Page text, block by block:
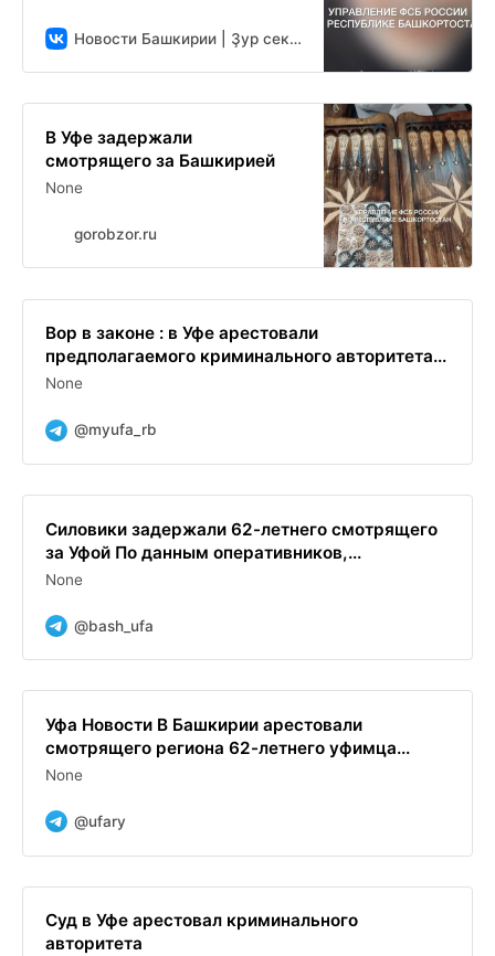
Новости Башкирии | Ҙур секрет
В Уфе задержали
смотрящего за Башкирией
None
gorobzor.ru
Вор в законе : в Уфе арестовали
предполагаемого криминального авторитета...
None
@myufa_rb
Силовики задержали 62-летнего смотрящего
за Уфой По данным оперативников,...
None
@bash_ufa
Уфа Новости В Башкирии арестовали
смотрящего региона 62-летнего уфимца...
None
@ufary
Суд в Уфе арестовал криминального
авторитета